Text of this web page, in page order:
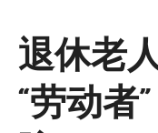
退休老
“劳动者